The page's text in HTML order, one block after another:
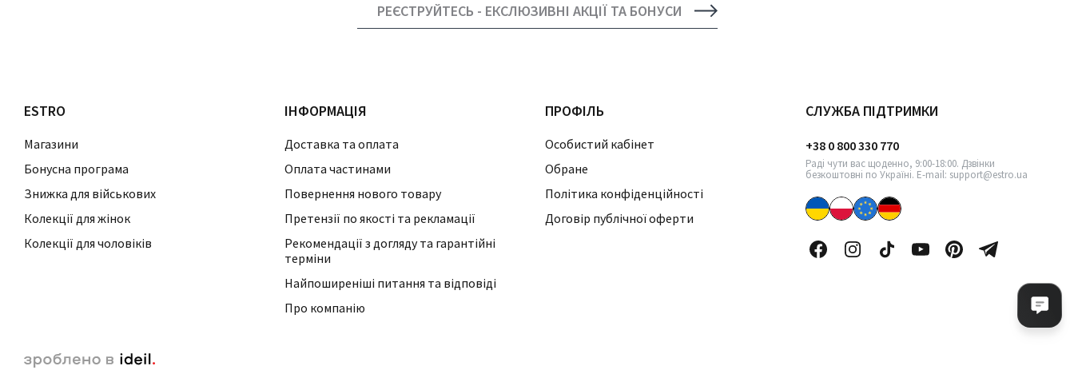
РЕЄСТРУЙТЕСЬ - ЕКСЛЮЗИВНІ АКЦІЇ ТА БОНУСИ
ESTRO
Магазини
Бонусна програма
Знижка для військових
Колекції для жінок
Колекції для чоловіків
ІНФОРМАЦІЯ
Доставка та оплата
Оплата частинами
Повернення нового товару
Претензії по якості та рекламації
Рекомендації з догляду та гарантійні
терміни
Найпоширеніші питання та відповіді
Про компанію
ПРОФІЛЬ
Особистий кабінет
Обране
Політика конфіденційності
Договір публічної оферти
СЛУЖБА ПІДТРИМКИ
+38 0 800 330 770
Раді чути вас щоденно, 9:00-18:00. Дзвінки
безкоштовні по Україні. E-mail: support@estro.ua